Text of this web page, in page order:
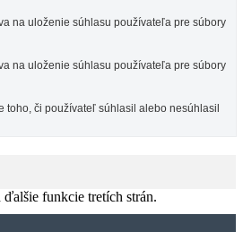
na uloženie súhlasu používateľa pre súbory
na uloženie súhlasu používateľa pre súbory
či používateľ súhlasil alebo nesúhlasil
funkcie tretích strán.